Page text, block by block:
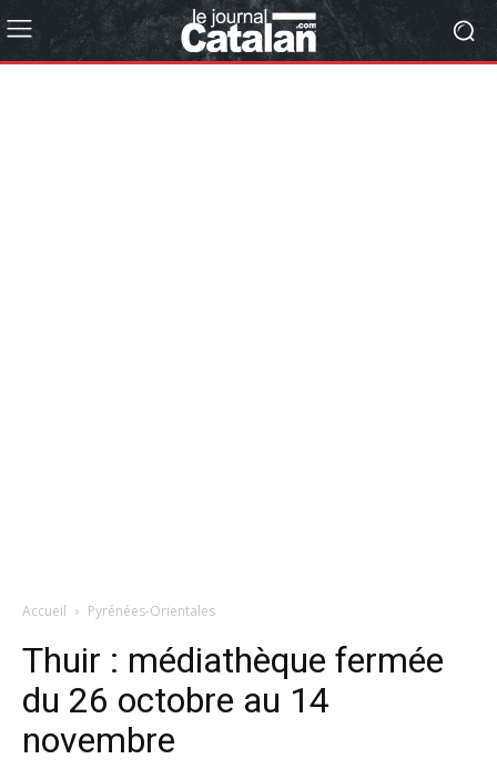
Accueil Pyrénées-Orientales
Thuir : médiathèque fermée
du 26 octobre au 14
novembre